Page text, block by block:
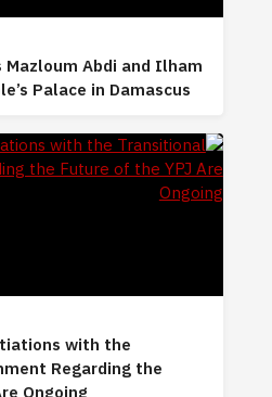
Mazloum Abdi and Ilham
Palace in Damascus
with the
Regarding the